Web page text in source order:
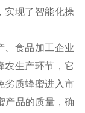
实现了智能化操
食品加工企业
农生产环节，它
劣质蜂蜜进入市
产品的质量，确